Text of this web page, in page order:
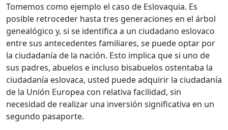
Tomemos como ejemplo el caso de Eslovaquia. Es
posible retroceder hasta tres generaciones en el árbol
genealógico y, si se identifica a un ciudadano eslovaco
entre sus antecedentes familiares, se puede optar por
la ciudadanía de la nación. Esto implica que si uno de
sus padres, abuelos e incluso bisabuelos ostentaba la
ciudadanía eslovaca, usted puede adquirir la ciudadanía
de la Unión Europea con relativa facilidad, sin
necesidad de realizar una inversión significativa en un
segundo pasaporte.